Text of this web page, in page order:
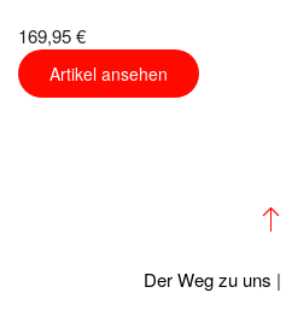
169,95 €
Artikel ansehen
Der Weg zu uns |